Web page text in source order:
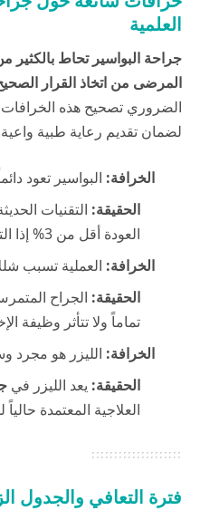
العلمية
جراحة البواسير تحاط بالكثير
المرضى من اتخاذ القرار
الضروري تصحيح هذه الخرافات
لضمان تقديم رعاية طبية
الخرافة: البواسير تعود
الحقيقة: التقنيات
العودة أقل من 3% إذا التزم المريض بالحمية.
الخرافة: العملية تسبب
الحقيقة: الجراح
تماماً ولا تتأثر وظيفة
الخرافة: الليزر هو مجرد
الحقيقة: يعد الليزر في
العلاجية المعتمدة
فترة التعافي والجدول